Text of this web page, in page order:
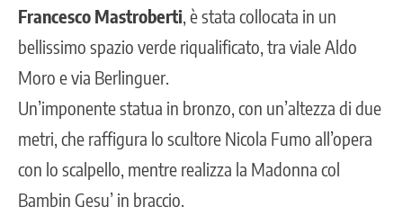
Francesco Mastroberti , è stata collocata in un
bellissimo spazio verde riqualificato, tra viale Aldo
Moro e via Berlinguer.
Un’imponente statua in bronzo, con un’altezza di due
metri, che raffigura lo scultore Nicola Fumo all’opera
con lo scalpello, mentre realizza la Madonna col
Bambin Gesu’ in braccio.